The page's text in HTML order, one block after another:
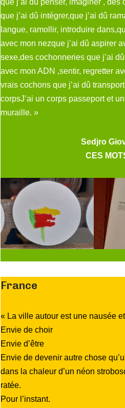
que j’ai dû intégrer,que j’ai dû
langue, ramollir, introduire
avec mon nezque j’ai dû aspirer
sexe,des cochonneries que j’ai
avec mon ADN ,sentir, regretter
vrais cochons que j’ai dû
corpsJ’ai un corps passeport et
muraille. »
Sedjro
CES
France
« La ville autour est une nausée
Envie de choir
Envie d’être
Envie de devenir autre chose
dans la chaleur d’un néon
ratée.
Pour l’instant.